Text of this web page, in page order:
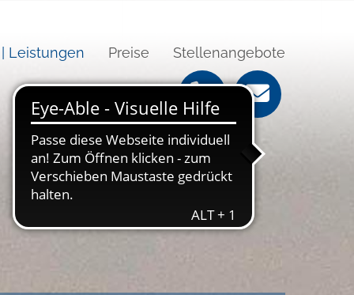
Leistungen Preise Stellenangebote